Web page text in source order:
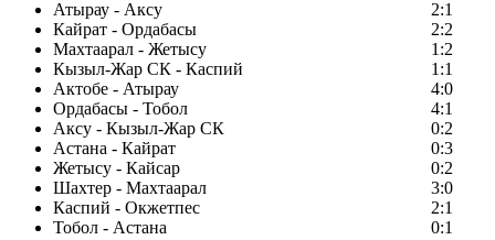
Атырау - Аксу
2:1
Кайрат - Ордабасы
2:2
Махтаарал - Жетысу
1:2
Кызыл-Жар СК - Каспий
1:1
Актобе - Атырау
4:0
Ордабасы - Тобол
4:1
Аксу - Кызыл-Жар СК
0:2
Астана - Кайрат
0:3
Жетысу - Кайсар
0:2
Шахтер - Махтаарал
3:0
Каспий - Окжетпес
2:1
Тобол - Астана
0:1